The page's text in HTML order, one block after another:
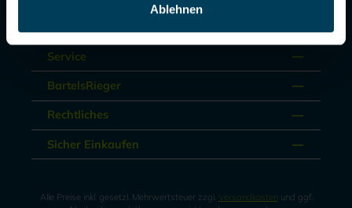
Ablehnen
Service
BartelsRieger
Rechtliches
Sicher Einkaufen
Alle Preise inkl. gesetzl. Mehrwertsteuer zzgl. Versandkosten und ggf.